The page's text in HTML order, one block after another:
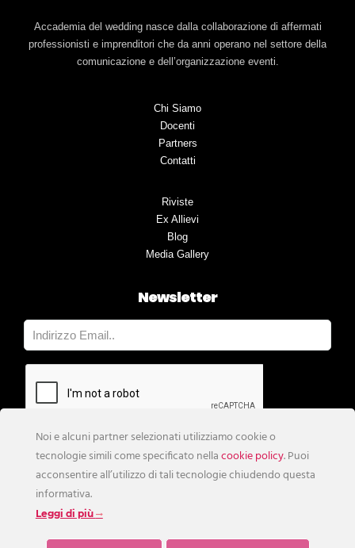
Accademia del wedding nasce dalla collaborazione di affermati
professionisti e imprenditori che da anni operano nel settore della
comunicazione e dell’organizzazione eventi.
Chi Siamo
Docenti
Partners
Contatti
Riviste
Ex Allievi
Blog
Media Gallery
Newsletter
Noi e alcuni partner selezionati utilizziamo cookie o
tecnologie simili come specificato nellacookie policy. Puoi
acconsentire all’utilizzo di tali tecnologie chiudendo questa
informativa.
Leggi di più